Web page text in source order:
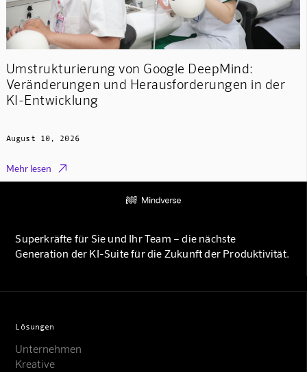
Umstrukturierung von Google DeepMind:
Veränderungen und Herausforderungen in der
KI-Entwicklung
August 10, 2026
Mehr lesen 
Superkräfte für Sie und Ihr Team – die nächste
Generation der KI-Suite für die Zukunft der Produktivität.
Lösungen
Unternehmen
Kreative